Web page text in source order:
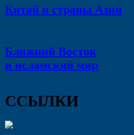
Китай и страны Азии
Ближний Восток
и исламский мир
ССЫЛКИ